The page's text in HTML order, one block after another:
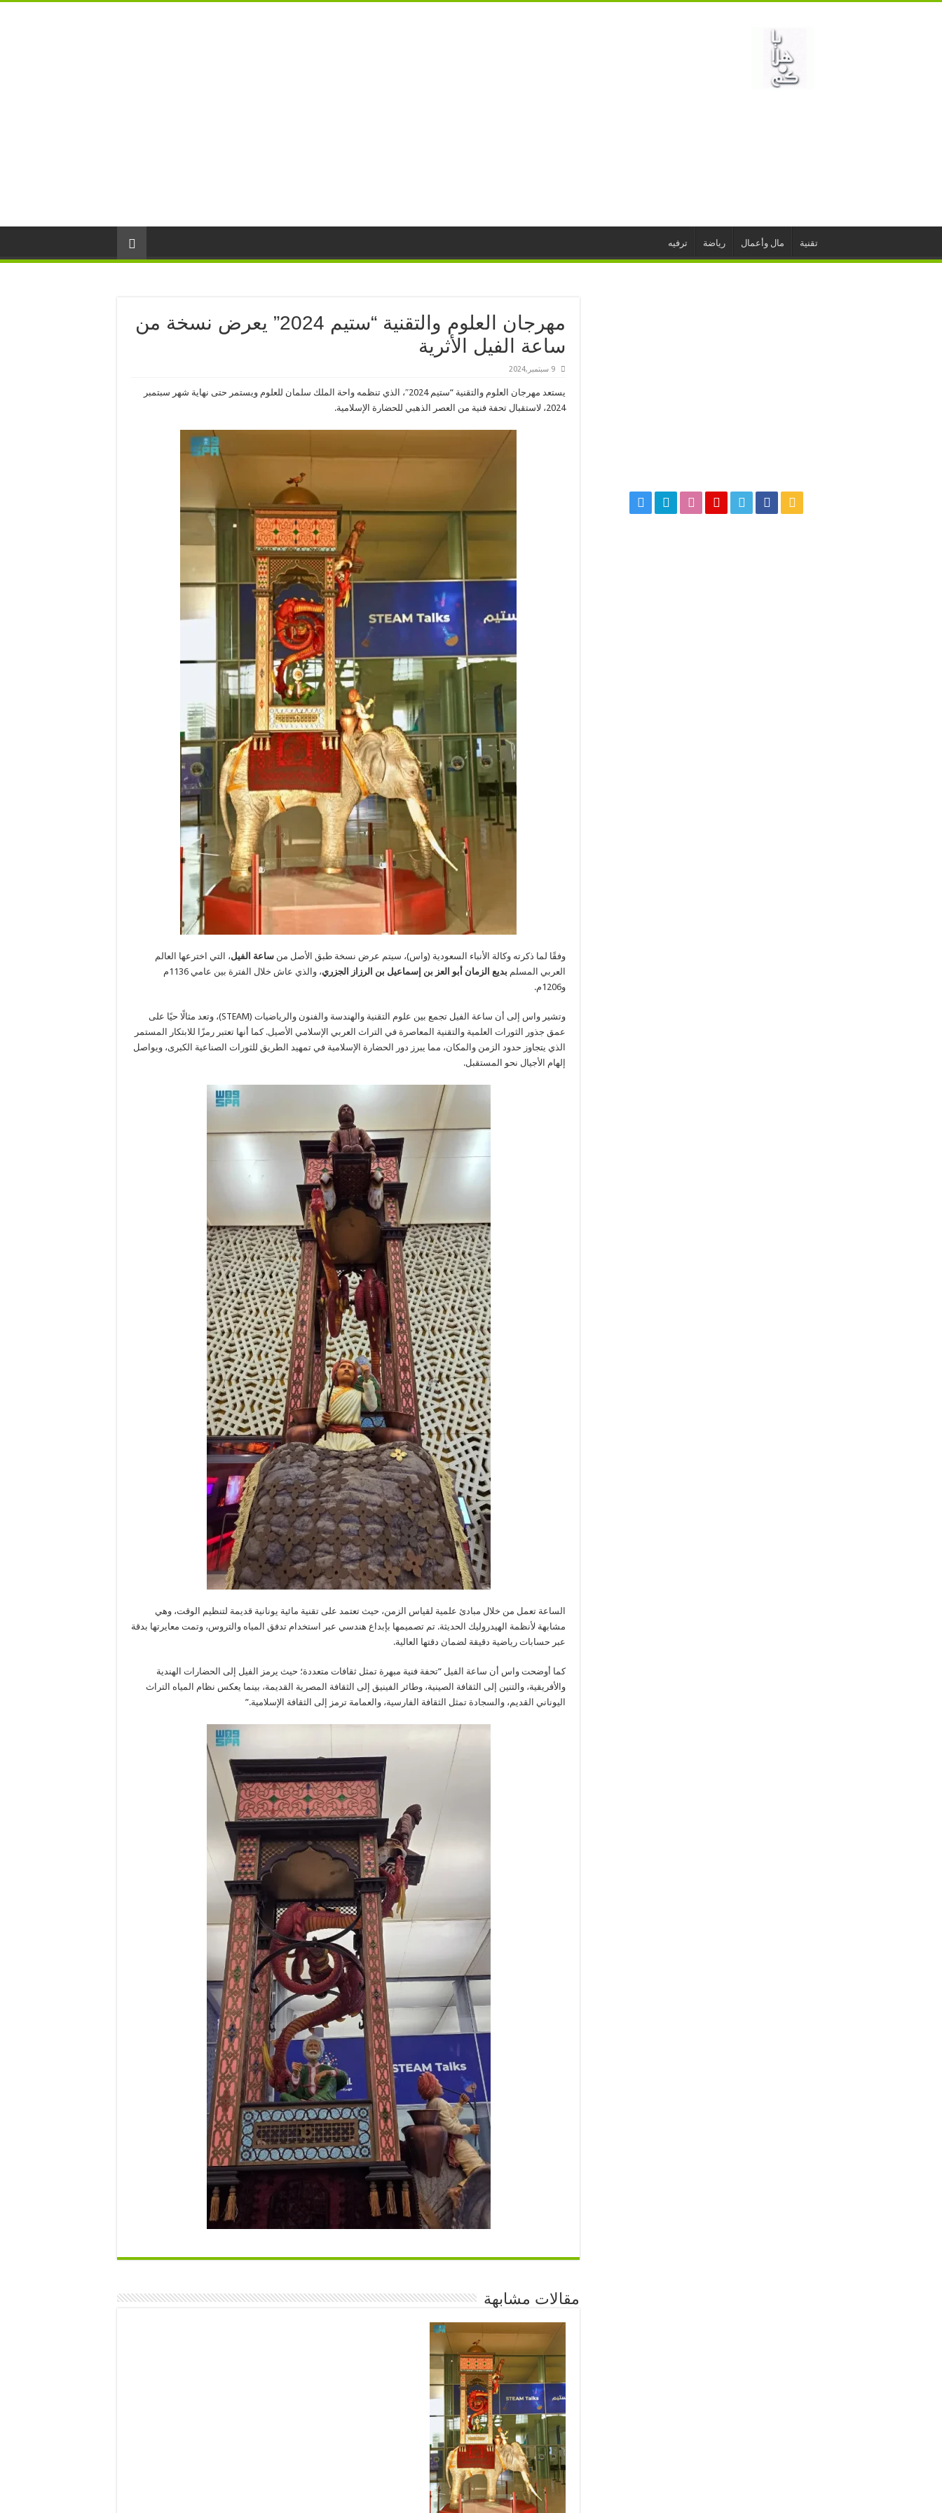
تقنية مال وأعمال رياضة ترفيه
مهرجان العلوم والتقنية “ستيم 2024” يعرض نسخة من
ساعة الفيل الأثرية
9 سبتمبر,2024
يستعد مهرجان العلوم والتقنية “ستيم 2024″، الذي تنظمه واحة الملك سلمان للعلوم ويستمر حتى نهاية شهر سبتمبر
2024، لاستقبال تحفة فنية من العصر الذهبي للحضارة الإسلامية.
وفقًا لما ذكرته وكالة الأنباء السعودية (واس)، سيتم عرض نسخة طبق الأصل من ساعة الفيل، التي اخترعها العالم
العربي المسلم بديع الزمان أبو العز بن إسماعيل بن الرزاز الجزري
، والذي عاش خلال الفترة بين عامي 1136م
و1206م.
وتشير واس إلى أن ساعة الفيل تجمع بين علوم التقنية والهندسة والفنون والرياضيات (STEAM)، وتعد مثالًا حيًا على
عمق جذور الثورات العلمية والتقنية المعاصرة في التراث العربي الإسلامي الأصيل. كما أنها تعتبر رمزًا للابتكار المستمر
الذي يتجاوز حدود الزمن والمكان، مما يبرز دور الحضارة الإسلامية في تمهيد الطريق للثورات الصناعية الكبرى، ويواصل
إلهام الأجيال نحو المستقبل.
الساعة تعمل من خلال مبادئ علمية لقياس الزمن، حيث تعتمد على تقنية مائية يونانية قديمة لتنظيم الوقت، وهي
مشابهة لأنظمة الهيدروليك الحديثة. تم تصميمها بإبداع هندسي عبر استخدام تدفق المياه والتروس، وتمت معايرتها بدقة
عبر حسابات رياضية دقيقة لضمان دقتها العالية.
كما أوضحت واس أن ساعة الفيل “تحفة فنية مبهرة تمثل ثقافات متعددة؛ حيث يرمز الفيل إلى الحضارات الهندية
والأفريقية، والتنين إلى الثقافة الصينية، وطائر الفينيق إلى الثقافة المصرية القديمة، بينما يعكس نظام المياه التراث
اليوناني القديم، والسجادة تمثل الثقافة الفارسية، والعمامة ترمز إلى الثقافة الإسلامية.”
مقالات مشابهة